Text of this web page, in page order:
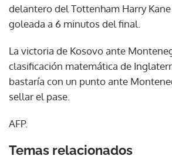
delantero del Tottenham Harry
goleada a 6 minutos del final.
La victoria de Kosovo ante
clasificación matemática de
bastaría con un punto ante
sellar el pase.
AFP.
Temas relacionados